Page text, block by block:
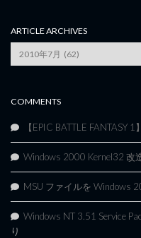
ARTICLE ARCHIVES
Article
Archives
COMMENTS
【EPIC BATTLE FANTASY
Windows 2000 Kernel32 改
MSU ファイルを Windows
Windows NT 3.51 Service
り